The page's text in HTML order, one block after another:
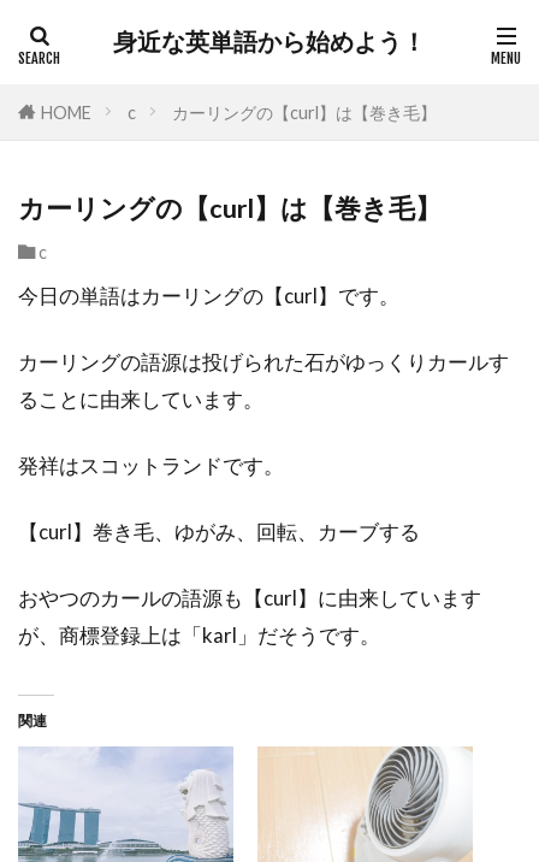
身近な英単語から始めよう！
HOME c カーリングの【curl】は【巻き毛】
カーリングの【curl】は【巻き毛】
c
今日の単語はカーリングの【curl】です。
カーリングの語源は投げられた石がゆっくりカールす
ることに由来しています。
発祥はスコットランドです。
【curl】巻き毛、ゆがみ、回転、カーブする
おやつのカールの語源も【curl】に由来しています
が、商標登録上は「karl」だそうです。
関連